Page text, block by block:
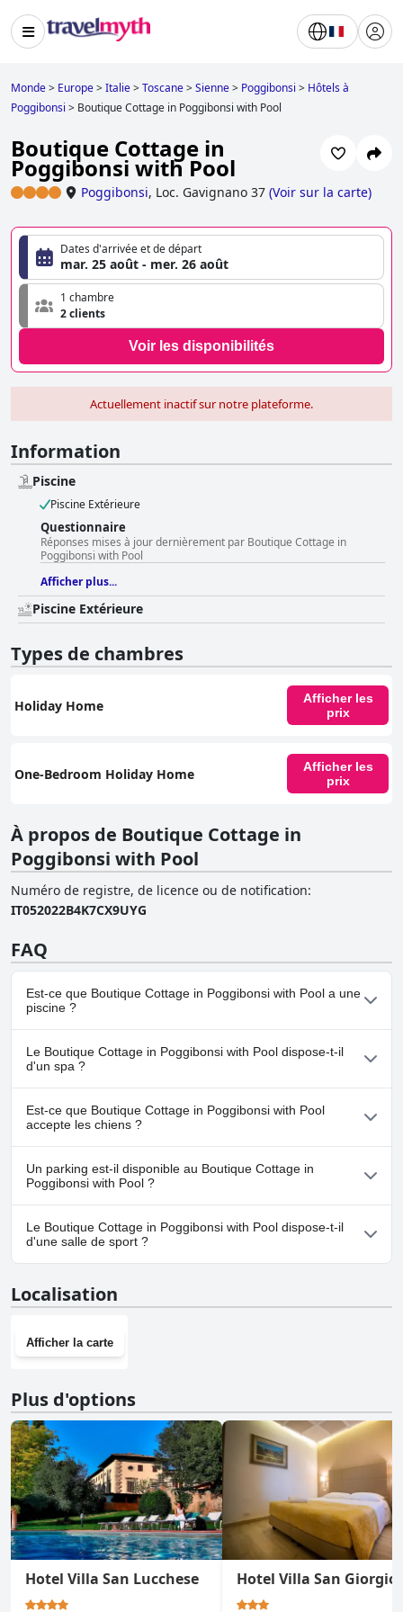
Monde> Europe>Italie>Toscane>Sienne> Poggibonsi > Hôtels à
Poggibonsi > Boutique Cottage in Poggibonsi with Pool
Boutique Cottage in
Poggibonsi with Pool
Poggibonsi, Loc. Gavignano 37 (Voir sur la carte)
Dates d'arrivée et de départ
mar. 25 août - mer. 26 août
1 chambre
2 clients
Voir les disponibilités
Actuellement inactif sur notre plateforme.
Information
Piscine
Piscine Extérieure
Questionnaire
Réponses mises à jour dernièrement par Boutique Cottage in
Poggibonsi with Pool
Afficher plus...
Piscine Extérieure
Types de chambres
Holiday Home
Afficher les
prix
One-Bedroom Holiday Home
Afficher les
prix
À propos de Boutique Cottage in
Poggibonsi with Pool
Numéro de registre, de licence ou de notification:
IT052022B4K7CX9UYG
FAQ
Est-ce que Boutique Cottage in Poggibonsi with Pool a une
piscine ?
Oui, Boutique Cottage in Poggibonsi with Pool dispose de
piscine(s) appartenant à une ou plusieurs des catégories
suivantes : Piscine Extérieure.Pour plus d'informations, lisez les
réponses au questionnairePiscine.
Le Boutique Cottage in Poggibonsi with Pool dispose-t-il
d'un spa ?
Non, il n'y a pas de spa à Boutique Cottage in Poggibonsi with
Pool.
Est-ce que Boutique Cottage in Poggibonsi with Pool
accepte les chiens ?
Non, Boutique Cottage in Poggibonsi with Pool n'accepte pas les
chiens.
Un parking est-il disponible au Boutique Cottage in
Poggibonsi with Pool ?
Non, il n'y a pas de parking à Boutique Cottage in Poggibonsi
with Pool.
Le Boutique Cottage in Poggibonsi with Pool dispose-t-il
d'une salle de sport ?
de sport.
Localisation
Afficher la carte
Plus d'options
Hotel Villa San Lucchese Hotel Villa San Giorgio